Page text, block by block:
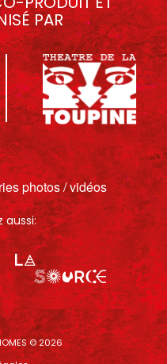
PAR
photos / vidéos
aussi:
© 2026